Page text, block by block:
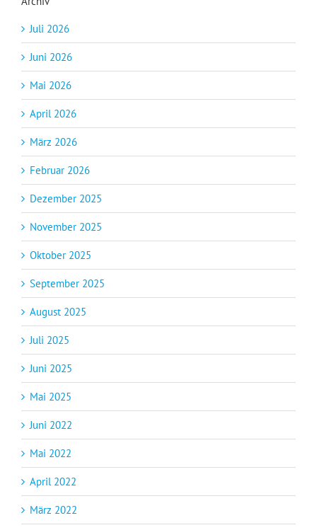
Juli 2026
Juni 2026
Mai 2026
April 2026
März 2026
Februar 2026
Dezember 2025
November 2025
Oktober 2025
September 2025
August 2025
Juli 2025
Juni 2025
Mai 2025
Juni 2022
Mai 2022
April 2022
März 2022